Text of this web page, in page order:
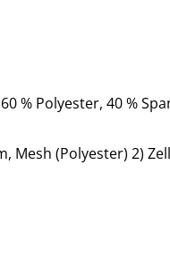
% Polyester, 40 %
Mesh (Polyester) 2)